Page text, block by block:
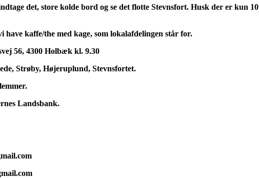
det, store kolde bord og se det flotte Stevnsfort. Husk der er kun
kaffe/the med kage, som lokalafdelingen står for.
56, 4300 Holbæk kl. 9.30
Strøby, Højeruplund, Stevnsfortet.
Landsbank.